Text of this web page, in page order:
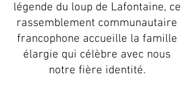
légende du loup de Lafontaine, ce
rassemblement communautaire
francophone accueille la famille
élargie qui célèbre avec nous
notre fière identité.